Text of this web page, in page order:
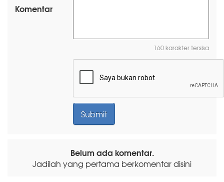
Komentar
160 karakter tersisa
Belum ada komentar.
Jadilah yang pertama berkomentar disini